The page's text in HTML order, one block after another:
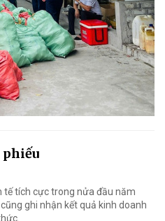
phiếu
tích cực trong nửa đầu năm
ghi nhận kết quả kinh doanh